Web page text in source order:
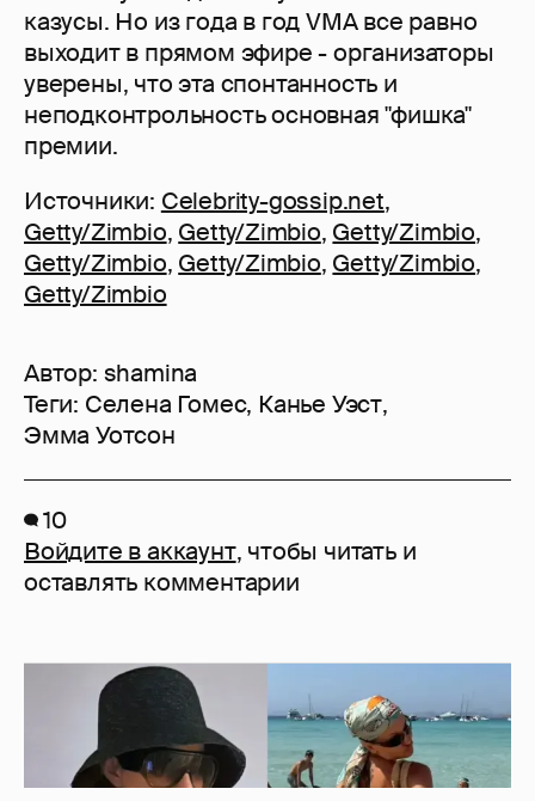
казусы. Но из года в год VMA все равно
выходит в прямом эфире - организаторы
уверены, что эта спонтанность и
неподконтрольность основная "фишка"
премии.
Источники: Celebrity-gossip.net,
Getty/Zimbio, Getty/Zimbio, Getty/Zimbio,
Getty/Zimbio, Getty/Zimbio, Getty/Zimbio,
Getty/Zimbio
Автор: shamina
Теги: Селена Гомес, Канье Уэст,
Эмма Уотсон
10
Войдите в аккаунт, чтобы читать и
оставлять комментарии